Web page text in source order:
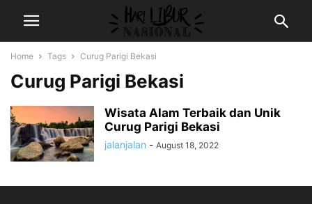
Home Tags Curug Parigi Bekasi
Curug Parigi Bekasi
Wisata Alam Terbaik dan Unik
Curug Parigi Bekasi
jalanjalan - August 18, 2022